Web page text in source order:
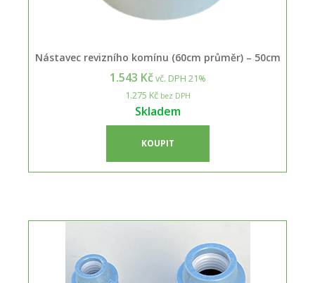
Nástavec revizního komínu (60cm průměr) – 50cm
1.543 Kčvč. DPH 21%
1.275 Kčbez DPH
Skladem
KOUPIT